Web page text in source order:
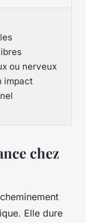
ou nerveux
impact
chez
Elle dure